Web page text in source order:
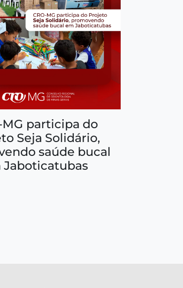
MG participa do
Seja Solidário,
saúde bucal
Jaboticatubas